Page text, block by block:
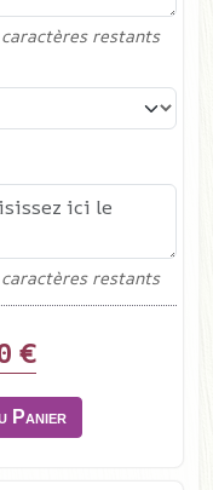
restants
restants
€
Panier